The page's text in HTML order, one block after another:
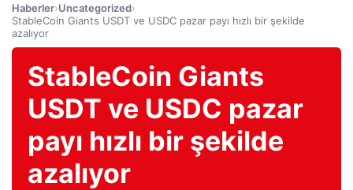
Haberler›Uncategorized›
StableCoin Giants USDT ve USDC pazar payı hızlı bir şekilde
azalıyor
StableCoin Giants
USDT ve USDC pazar
payı hızlı bir şekilde
azalıyor